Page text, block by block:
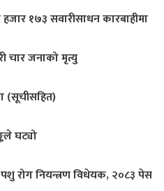
१७३ सवारीसाधन कारबाहीमा
चार जनाको मृत्यु
(सूचीसहित)
घट्यो
पशु रोग नियन्त्रण विधेयक, २०८३ पेस